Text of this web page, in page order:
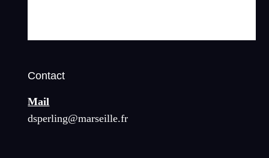
Contact
Mail
dsperling@marseille.fr